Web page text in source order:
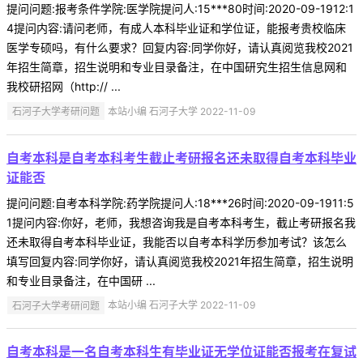
提问问题:报考条件学院:医学院提问人:15***80时间:2020-09-1912:1
4提问内容:请问老师，有成人本科毕业证和学位证，能报考贵校临床
医学专硕吗，有什么要求？回复内容:同学你好，请认真阅览我校2021
年招生简章，招生说明和专业目录备注，在中国研究生招生信息网和
我校研招网（http:// ...
石河子大学考研问题 本站小编 石河子大学 2022-11-09
自考本科是自考本科考生截止考研报名还未取得自考本科毕业
证能否
提问问题:自考本科学院:药学院提问人:18***26时间:2020-09-1911:5
1提问内容:你好，老师，我想咨询我是自考本科考生，截止考研报名我
还未取得自考本科毕业证，我能否以自考本科学历参加考试？该怎么
填写回复内容:同学你好，请认真阅览我校2021年招生简章，招生说明
和专业目录备注，在中国研 ...
石河子大学考研问题 本站小编 石河子大学 2022-11-09
自考本科是一名自考本科生有毕业证无学位证能否报考在复试